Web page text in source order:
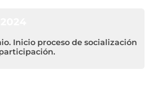
Inicio proceso de socialización